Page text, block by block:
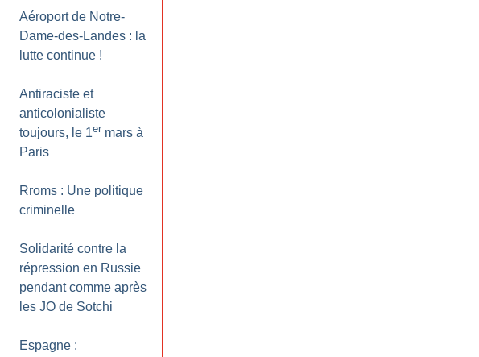
Aéroport de Notre-
Dame-des-Landes : la
lutte continue !
Antiraciste et
anticolonialiste
toujours, le 1er mars à
Paris
Rroms : Une politique
criminelle
Solidarité contre la
répression en Russie
pendant comme après
les JO de Sotchi
Espagne :